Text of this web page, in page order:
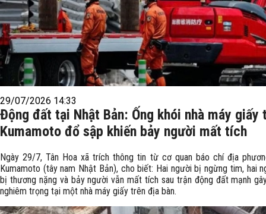
29/07/2026 14:33
Động đất tại Nhật Bản: Ống khói nhà máy giấy
Kumamoto đổ sập khiến bảy người mất tích
Ngày 29/7, Tân Hoa xã trích thông tin từ cơ quan báo chí địa
Kumamoto (tây nam Nhật Bản), cho biết: Hai người bị ngừng tim, hai
bị thương nặng và bảy người vẫn mất tích sau trận động đất mạnh
nghiêm trọng tại một nhà máy giấy trên địa bàn.